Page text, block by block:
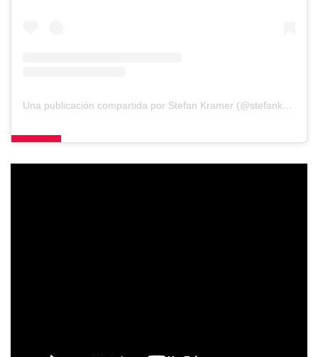
Una publicación compartida por Stefan Kramer (@stefankramer)